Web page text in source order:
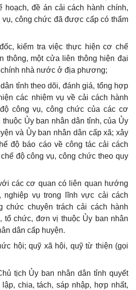
hoạch, đề án cải cách hành chính,
vụ, công chức đã được cấp có thẩm
kiểm tra việc thực hiện cơ chế
thông, một cửa liên thông hiện đại
nhà nước ở địa phương;
tỉnh theo dõi, đánh giá, tổng hợp
các nhiệm vụ về cải cách hành
công vụ, công chức của các cơ
Ủy ban nhân dân tỉnh, của Ủy
và Ủy ban nhân dân cấp xã; xây
độ báo cáo về công tác cải cách
độ công vụ, công chức theo quy
các cơ quan có liên quan hướng
nghiệp vụ trong lĩnh vực cải cách
chức chuyên trách cải cách hành
tổ chức, đơn vị thuộc Ủy ban nhân
dân cấp huyện.
hội; quỹ xã hội, quỹ từ thiện (gọi
tịch Ủy ban nhân dân tỉnh quyết
chia, tách, sáp nhập, hợp nhất,